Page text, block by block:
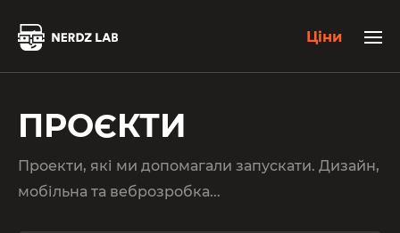
Ціни
ПРОЄКТИ
Проекти, які ми допомагали запускати. Дизайн,
мобільна та веброзробка...